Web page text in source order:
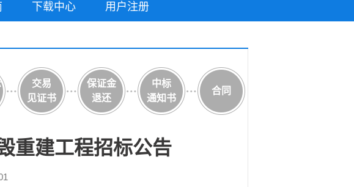
下载中心 用户注册
交易
见证书
保证金
退还
中标
通知书
合同
重建工程招标公告